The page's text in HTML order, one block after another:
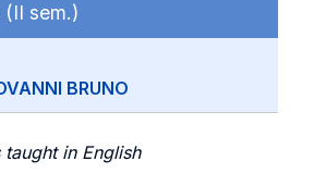
(II sem.)
BRUNO
in English